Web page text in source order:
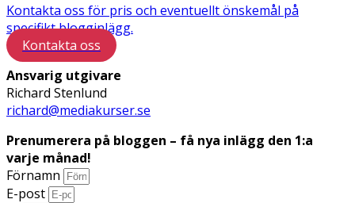
Kontakta oss för pris och eventuellt önskemål på
specifikt blogginlägg.
Kontakta oss
Ansvarig utgivare
Richard Stenlund
richard@mediakurser.se
Prenumerera på bloggen – få nya inlägg den 1:a
varje månad!
Förnamn
E-post